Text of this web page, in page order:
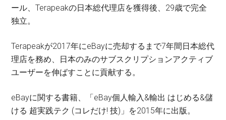
ール、Terapeakの日本総代理店を獲得後、29歳で完全
独立。
Terapeakが2017年にeBayに売却するまで7年間日本総代
理店を務め、日本のみのサブスクリプションアクティブ
ユーザーを伸ばすことに貢献する。
eBayに関する書籍、「eBay個人輸入&輸出 はじめる&儲
ける 超実践テク (コレだけ! 技)」を2015年に出版。